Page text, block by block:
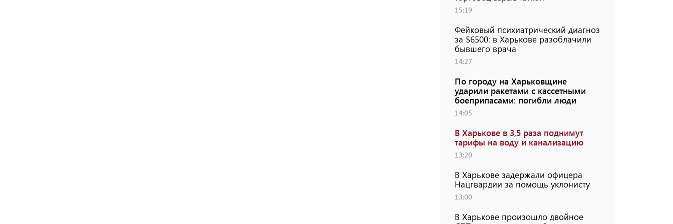
15:19
Фейковый психиатрический диагноз
за $6500: в Харькове разоблачили
бывшего врача
14:27
По городу на Харьковщине
ударили ракетами с кассетными
боеприпасами: погибли люди
14:05
В Харькове в 3,5 раза поднимут
тарифы на воду и канализацию
13:20
В Харькове задержали офицера
Нацгвардии за помощь уклонисту
13:00
В Харькове произошло двойное